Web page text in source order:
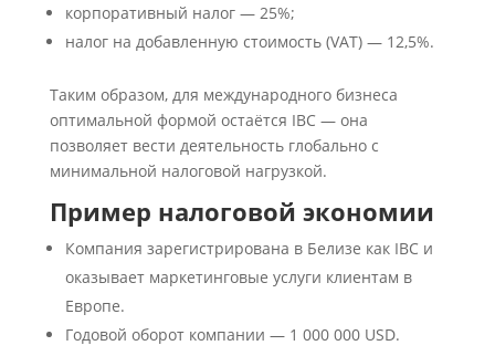
корпоративный налог — 25%;
налог на добавленную стоимость (VAT) — 12,5%.
Таким образом, для международного бизнеса
оптимальной формой остаётся IBC — она
позволяет вести деятельность глобально с
минимальной налоговой нагрузкой.
Пример налоговой экономии
Компания зарегистрирована в Белизе как IBC и
оказывает маркетинговые услуги клиентам в
Европе.
Годовой оборот компании — 1 000 000 USD.